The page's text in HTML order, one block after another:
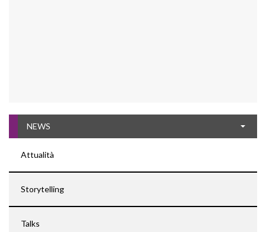
NEWS
Attualità
Storytelling
Talks